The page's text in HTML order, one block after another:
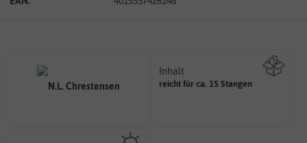
Inhalt
reicht für ca. 15 Stangen
Wie viel ist enthalten